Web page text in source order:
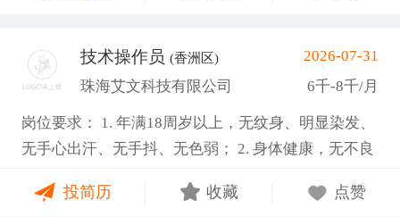
3. 强责任心、执行力，较好的沟通协同能力。 4.长白
班（部分两班倒）、空调环境、坐着上班，能接受看
组； 6.会写周报、日报等报告，熟悉电脑操作；
技术操作员 (香洲区)
2026-07-31
珠海艾文科技有限公司
6千-8千/月
岗位要求： 1. 年满18周岁以上，无纹身、明显染发、
无手心出汗、无手抖、无色弱； 2. 身体健康，无不良
理； 4. 能接受两班倒，配合加班，服从公司管理。 空
投简历 收藏 点赞